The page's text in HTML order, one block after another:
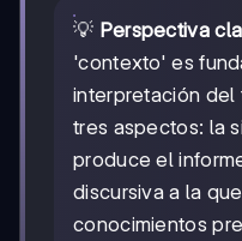
💡 Perspectiva
'contexto' es
interpretación
tres aspectos: la
produce el
discursiva a la
conocimientos